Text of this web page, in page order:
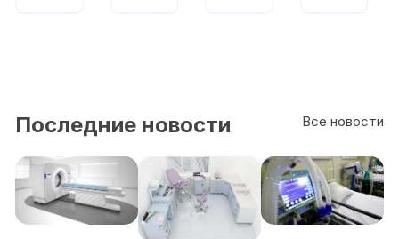
Все новости
Последние новости